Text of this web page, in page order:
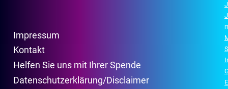
Impressum
Kontakt
Helfen Sie uns mit Ihrer Spende
Datenschutzerklärung/Disclaimer